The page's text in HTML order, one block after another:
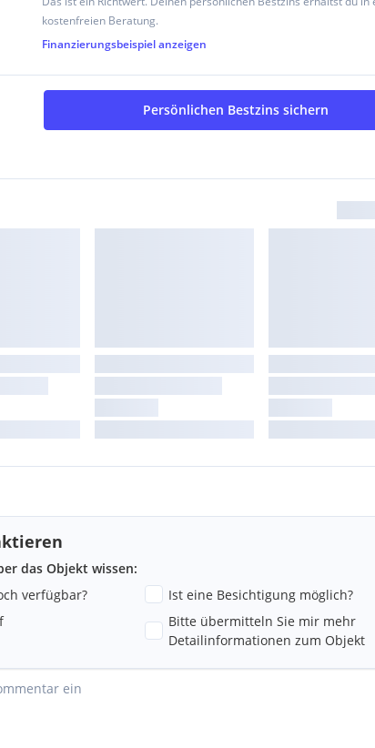
kostenfreien Beratung.
Finanzierungsbeispielanzeigen
Persönlichen Bestzins sichern
das Objekt wissen:
verfügbar?
Ist eine Besichtigung möglich?
Bitte übermitteln Sie mir mehr
Detailinformationen zum Objekt